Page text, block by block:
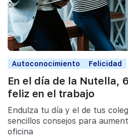
Autoconocimiento Felicidad
En el día de la Nutella,
feliz en el trabajo
Endulza tu día y el de tus
sencillos consejos para
oficina